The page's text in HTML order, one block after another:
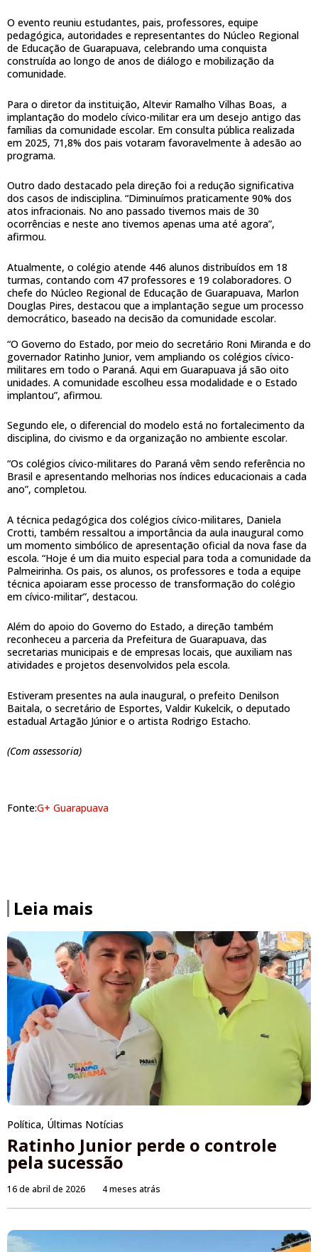
O evento reuniu estudantes, pais, professores, equipe
pedagógica, autoridades e representantes do Núcleo Regional
de Educação de Guarapuava, celebrando uma conquista
construída ao longo de anos de diálogo e mobilização da
comunidade.
Para o diretor da instituição, Altevir Ramalho Vilhas Boas, a
implantação do modelo cívico-militar era um desejo antigo das
famílias da comunidade escolar. Em consulta pública realizada
em 2025, 71,8% dos pais votaram favoravelmente à adesão ao
programa.
Outro dado destacado pela direção foi a redução significativa
dos casos de indisciplina. “Diminuímos praticamente 90% dos
atos infracionais. No ano passado tivemos mais de 30
ocorrências e neste ano tivemos apenas uma até agora”,
afirmou.
Atualmente, o colégio atende 446 alunos distribuídos em 18
turmas, contando com 47 professores e 19 colaboradores. O
chefe do Núcleo Regional de Educação de Guarapuava, Marlon
Douglas Pires, destacou que a implantação segue um processo
democrático, baseado na decisão da comunidade escolar.
“O Governo do Estado, por meio do secretário Roni Miranda e do
governador Ratinho Junior, vem ampliando os colégios cívico-
militares em todo o Paraná. Aqui em Guarapuava já são oito
unidades. A comunidade escolheu essa modalidade e o Estado
implantou”, afirmou.
Segundo ele, o diferencial do modelo está no fortalecimento da
disciplina, do civismo e da organização no ambiente escolar.
“Os colégios cívico-militares do Paraná vêm sendo referência no
Brasil e apresentando melhorias nos índices educacionais a cada
ano”, completou.
A técnica pedagógica dos colégios cívico-militares, Daniela
Crotti, também ressaltou a importância da aula inaugural como
um momento simbólico de apresentação oficial da nova fase da
escola. “Hoje é um dia muito especial para toda a comunidade da
Palmeirinha. Os pais, os alunos, os professores e toda a equipe
técnica apoiaram esse processo de transformação do colégio
em cívico-militar”, destacou.
Além do apoio do Governo do Estado, a direção também
reconheceu a parceria da Prefeitura de Guarapuava, das
secretarias municipais e de empresas locais, que auxiliam nas
atividades e projetos desenvolvidos pela escola.
Estiveram presentes na aula inaugural, o prefeito Denilson
Baitala, o secretário de Esportes, Valdir Kukelcik, o deputado
estadual Artagão Júnior e o artista Rodrigo Estacho.
(Com assessoria)
Fonte:G+ Guarapuava
Leia mais
Política, Últimas Notícias
Ratinho Junior perde o controle
pela sucessão
16 de abril de 2026 4 meses atrás